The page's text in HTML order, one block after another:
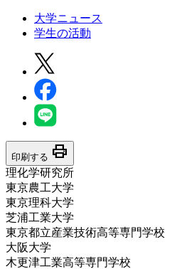
大学ニュース
学生の活動
印刷する print
理化学研究所
東京農工大学
東京理科大学
芝浦工業大学
東京都立産業技術高等専門学校
大阪大学
木更津工業高等専門学校